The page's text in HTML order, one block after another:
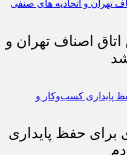
اصناف تهران و
برای حفظ پایداری